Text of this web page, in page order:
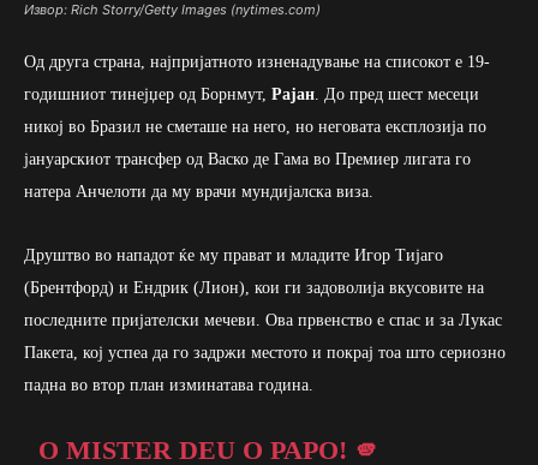
Извор: Rich Storry/Getty Images (nytimes.com)
Од друга страна, најпријатното изненадување на списокот е 19-
годишниот тинејџер од Борнмут, Рајан. До пред шест месеци
никој во Бразил не сметаше на него, но неговата експлозија по
јануарскиот трансфер од Васко де Гама во Премиер лигата го
натера Анчелоти да му врачи мундијалска виза.
Друштво во нападот ќе му прават и младите Игор Тијаго
(Брентфорд) и Ендрик (Лион), кои ги задоволија вкусовите на
последните пријателски мечеви. Ова првенство е спас и за Лукас
Пакета, кој успеа да го задржи местото и покрај тоа што сериозно
падна во втор план изминатава година.
O MISTER DEU O PAPO! 🫵